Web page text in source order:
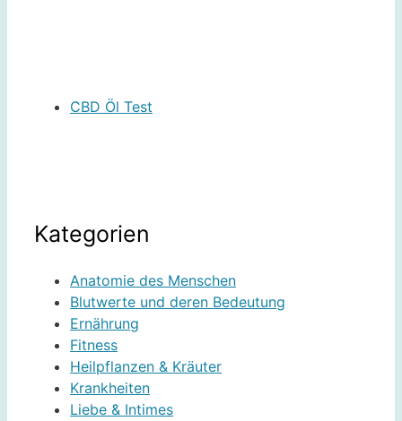
CBD Öl Test
Kategorien
Anatomie des Menschen
Blutwerte und deren Bedeutung
Ernährung
Fitness
Heilpflanzen & Kräuter
Krankheiten
Liebe & Intimes